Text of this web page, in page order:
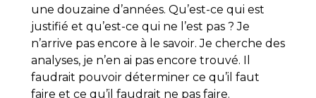
une douzaine d’années. Qu’est-ce qui est
justifié et qu’est-ce qui ne l’est pas ? Je
n’arrive pas encore à le savoir. Je cherche des
analyses, je n’en ai pas encore trouvé. Il
faudrait pouvoir déterminer ce qu’il faut
faire et ce qu’il faudrait ne pas faire.